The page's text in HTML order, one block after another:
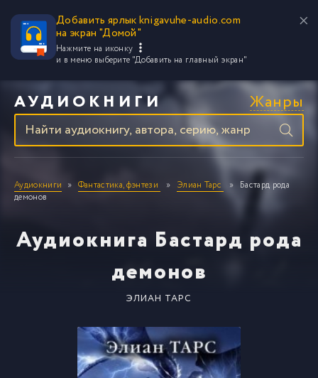
Добавить ярлык knigavuhe-audio.com
на экран "Домой"
Нажмите на иконку
и в меню выберите "Добавить на главный экран"
АУДИОКНИГИ Жанры
Аудиокниги Фантастика, фэнтези Элиан Тарс
Бастард рода
демонов
Аудиокнига Бастард рода
демонов
ЭЛИАН ТАРС